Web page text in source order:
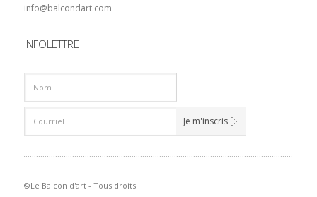
info@balcondart.com
INFOLETTRE
©Le Balcon d'art - Tous droits